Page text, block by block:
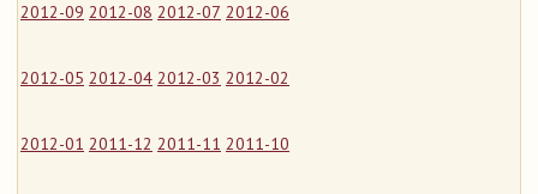
2012-09 2012-08 2012-07 2012-06
2012-05 2012-04 2012-03 2012-02
2012-01 2011-12 2011-11 2011-10